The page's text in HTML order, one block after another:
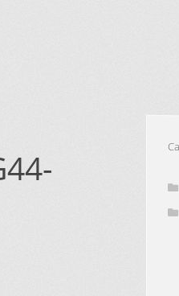
LE SERVICE À LA CLIENTÈLE